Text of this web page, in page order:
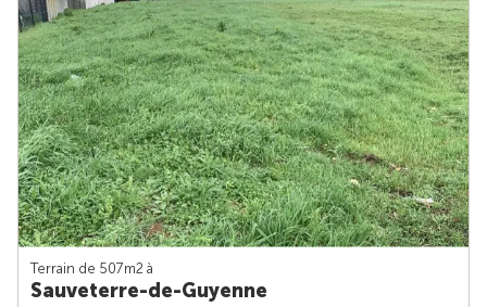
Terrain de 507m2 à
Sauveterre-de-Guyenne